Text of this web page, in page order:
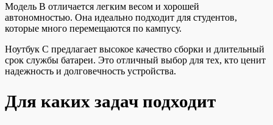
Модель B отличается легким весом и хорошей
автономностью. Она идеально подходит для студентов,
которые много перемещаются по кампусу.
Ноутбук C предлагает высокое качество сборки и длительный
срок службы батареи. Это отличный выбор для тех, кто ценит
надежность и долговечность устройства.
Для каких задач подходит